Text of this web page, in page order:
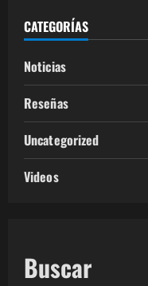
CATEGORÍAS
Noticias
Reseñas
Uncategorized
Videos
Buscar